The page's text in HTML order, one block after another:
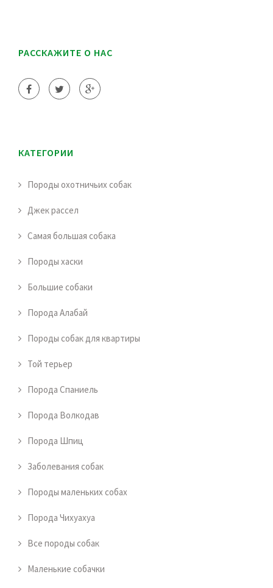
РАССКАЖИТЕ О НАС
КАТЕГОРИИ
Породы охотничьих собак
Джек рассел
Самая большая собака
Породы хаски
Большие собаки
Порода Алабай
Породы собак для квартиры
Той терьер
Порода Спаниель
Порода Волкодав
Порода Шпиц
Заболевания собак
Породы маленьких собах
Порода Чихуахуа
Все породы собак
Маленькие собачки